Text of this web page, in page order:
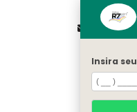
Insira